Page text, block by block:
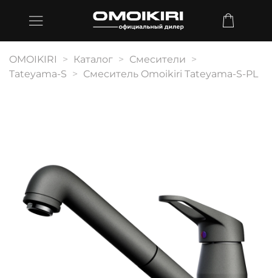
OMOIKIRI Каталог
Смесители
Tateyama-S
Смеситель Omoikiri Tateyama-S-PL